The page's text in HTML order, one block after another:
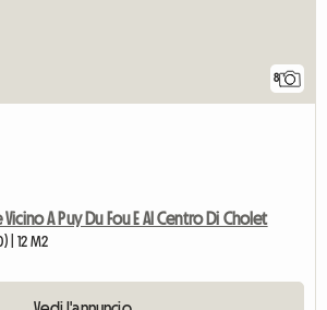
8
A Puy Du Fou E Al Centro Di Cholet
| 12 M2